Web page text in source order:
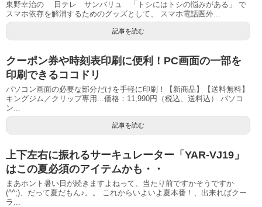
東野幸治の 日テレ サンバリュ 「トシにはトシの悩みがある」 で
スマホ依存を解消するためのグッズとして、 スマホ電話圏外...
記事を読む
クーポン券や時刻表印刷に便利！PC画面の一部を
印刷できるココドリ
パソコン画面の必要な部分だけを手軽に印刷！【新商品】【送料無料】
キングジム／クリップ専用...価格：11,990円（税込、送料込） パソコ
ン...
記事を読む
上下左右に振れるサーキュレーター「YAR-VJ19」
はこの夏必須のアイテムかも・・
まあホント暑い日が続きますよねって、当たり前ですかそうですか
(^^;)、だって夏だもん♪。。 これからいよいよ夏本番！、出来ればクー
ラ...